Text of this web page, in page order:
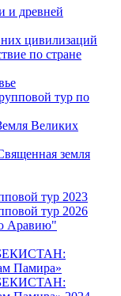
древней
цивилизаций
по стране
тур по
Великих
земля
тур 2023
тур 2026
Аравию"
Памира»